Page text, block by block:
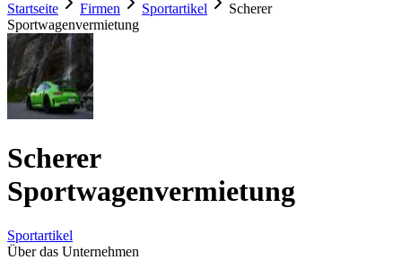
Startseite Firmen Sportartikel
Scherer
Sportwagenvermietung
Scherer
Sportwagenvermietung
Sportartikel
Über das Unternehmen